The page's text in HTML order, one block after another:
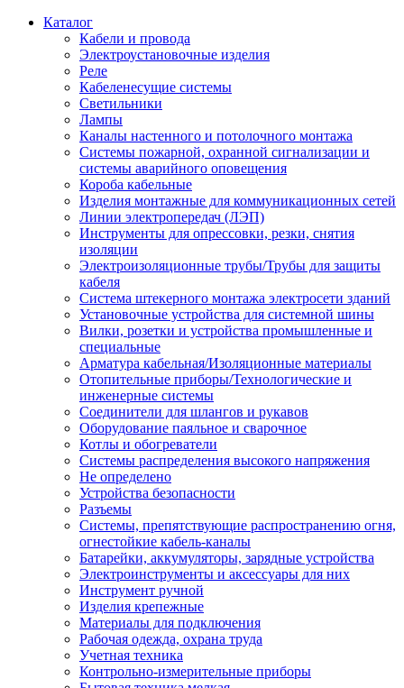
Каталог
Кабели и провода
Электроустановочные изделия
Реле
Кабеленесущие системы
Светильники
Лампы
Каналы настенного и потолочного монтажа
Системы пожарной, охранной сигнализации и
системы аварийного оповещения
Короба кабельные
Изделия монтажные для коммуникационных сетей
Линии электропередач (ЛЭП)
Инструменты для опрессовки, резки, снятия
изоляции
Электроизоляционные трубы/Трубы для защиты
кабеля
Система штекерного монтажа электросети зданий
Установочные устройства для системной шины
Вилки, розетки и устройства промышленные и
специальные
Арматура кабельная/Изоляционные материалы
Отопительные приборы/Технологические и
инженерные системы
Соединители для шлангов и рукавов
Оборудование паяльное и сварочное
Котлы и обогреватели
Системы распределения высокого напряжения
Не определено
Устройства безопасности
Разъемы
Системы, препятствующие распространению огня,
огнестойкие кабель-каналы
Батарейки, аккумуляторы, зарядные устройства
Электроинструменты и аксессуары для них
Инструмент ручной
Изделия крепежные
Материалы для подключения
Рабочая одежда, охрана труда
Учетная техника
Контрольно-измерительные приборы